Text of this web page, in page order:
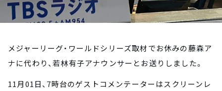
メジャーリーグ・ワールドシリーズ取材でお休みの藤森ア
ナに代わり、若林有子アナウンサーとお送りしました。
11月01日、7時台のゲストコメンテーターはスクリーンレ